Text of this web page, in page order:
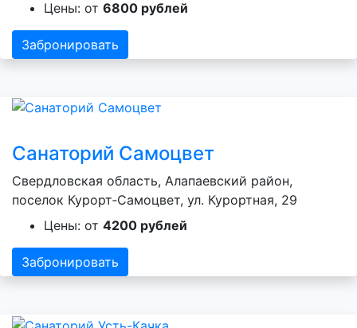
Цены: от 6800 рублей
Забронировать
Санаторий Самоцвет
Свердловская область, Алапаевский район,
поселок Курорт‑Самоцвет, ул. Курортная, 29
Цены: от 4200 рублей
Забронировать